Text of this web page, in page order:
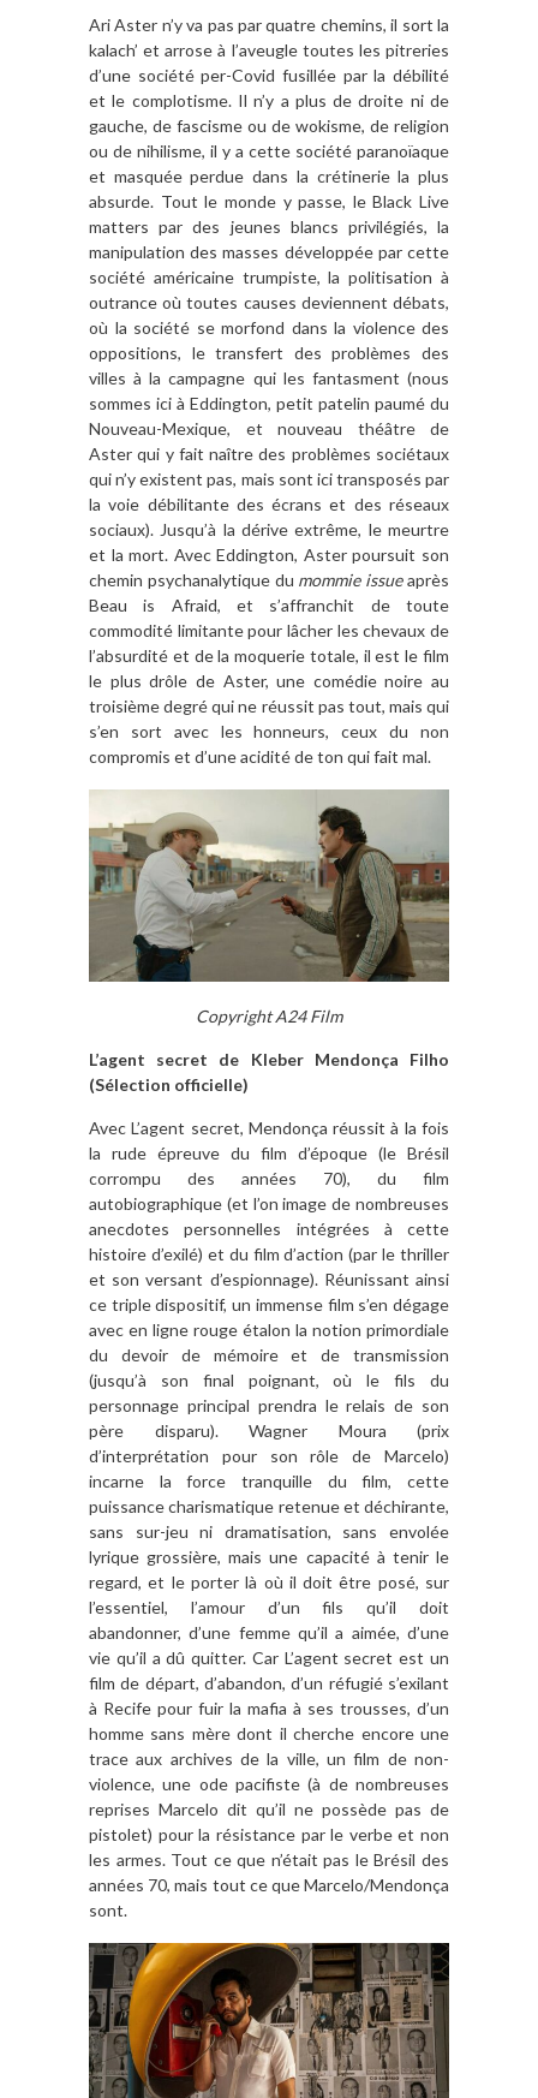
Ari Aster n’y va pas par quatre chemins, il sort la
kalach’ et arrose à l’aveugle toutes les pitreries
d’une société per-Covid fusillée par la débilité
et le complotisme. Il n’y a plus de droite ni de
gauche, de fascisme ou de wokisme, de religion
ou de nihilisme, il y a cette société paranoïaque
et masquée perdue dans la crétinerie la plus
absurde. Tout le monde y passe, le Black Live
matters par des jeunes blancs privilégiés, la
manipulation des masses développée par cette
société américaine trumpiste, la politisation à
outrance où toutes causes deviennent débats,
où la société se morfond dans la violence des
oppositions, le transfert des problèmes des
villes à la campagne qui les fantasment (nous
sommes ici à Eddington, petit patelin paumé du
Nouveau-Mexique, et nouveau théâtre de
Aster qui y fait naître des problèmes sociétaux
qui n’y existent pas, mais sont ici transposés par
la voie débilitante des écrans et des réseaux
sociaux). Jusqu’à la dérive extrême, le meurtre
et la mort. Avec Eddington, Aster poursuit son
chemin psychanalytique du mommie issueaprès
Beau is Afraid, et s’affranchit de toute
commodité limitante pour lâcher les chevaux de
l’absurdité et de la moquerie totale, il est le film
le plus drôle de Aster, une comédie noire au
troisième degré qui ne réussit pas tout, mais qui
s’en sort avec les honneurs, ceux du non
compromis et d’une acidité de ton qui fait mal.
Copyright A24 Film
L’agent secret de Kleber Mendonça Filho
(Sélection officielle)
Avec L’agent secret, Mendonça réussit à la fois
la rude épreuve du film d’époque (le Brésil
corrompu des années 70), du film
autobiographique (et l’on image de nombreuses
anecdotes personnelles intégrées à cette
histoire d’exilé) et du film d’action (par le thriller
et son versant d’espionnage). Réunissant ainsi
ce triple dispositif, un immense film s’en dégage
avec en ligne rouge étalon la notion primordiale
du devoir de mémoire et de transmission
(jusqu’à son final poignant, où le fils du
personnage principal prendra le relais de son
père disparu). Wagner Moura (prix
d’interprétation pour son rôle de Marcelo)
incarne la force tranquille du film, cette
puissance charismatique retenue et déchirante,
sans sur-jeu ni dramatisation, sans envolée
lyrique grossière, mais une capacité à tenir le
regard, et le porter là où il doit être posé, sur
l’essentiel, l’amour d’un fils qu’il doit
abandonner, d’une femme qu’il a aimée, d’une
vie qu’il a dû quitter. Car L’agent secret est un
film de départ, d’abandon, d’un réfugié s’exilant
à Recife pour fuir la mafia à ses trousses, d’un
homme sans mère dont il cherche encore une
trace aux archives de la ville, un film de non-
violence, une ode pacifiste (à de nombreuses
reprises Marcelo dit qu’il ne possède pas de
pistolet) pour la résistance par le verbe et non
les armes. Tout ce que n’était pas le Brésil des
années 70, mais tout ce que Marcelo/Mendonça
sont.